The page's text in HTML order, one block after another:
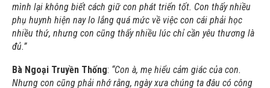
mình lại không biết cách giữ con phát triển tốt. Con thấy nhiều
phụ huynh hiện nay lo lắng quá mức về việc con cái phải học
nhiều thứ, nhưng con cũng thấy nhiều lúc chỉ cần yêu thương là
đủ.”
Bà Ngoại Truyền Thống: “Con à, mẹ hiểu cảm giác của con.
Nhưng con cũng phải nhớ rằng, ngày xưa chúng ta đâu có công